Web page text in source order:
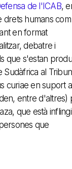
de l'ICAB,
drets humans com
en format
debatre i
que s'estan
Sudàfrica al
curiae en suport
entre d'altres)
que està
que